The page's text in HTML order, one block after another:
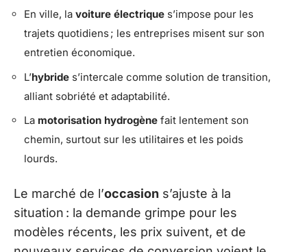
En ville, la voiture électrique s’impose pour les
trajets quotidiens ; les entreprises misent sur son
entretien économique.
L’hybride s’intercale comme solution de transition,
alliant sobriété et adaptabilité.
La motorisation hydrogène fait lentement son
chemin, surtout sur les utilitaires et les poids
lourds.
Le marché de l’occasion s’ajuste à la
situation : la demande grimpe pour les
modèles récents, les prix suivent, et de